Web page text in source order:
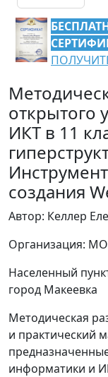
открытого
ИКТ в 11
создания
Автор: Келлер
Организация:
Населенный
город Макеевка
Методическая
и практический
информатики и